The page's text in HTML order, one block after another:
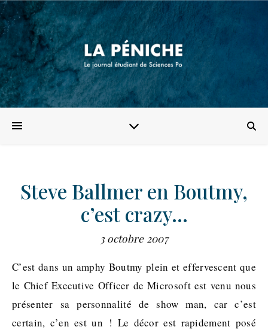
Steve Ballmer en Boutmy,
c’est crazy…
3 octobre 2007
C’est dans un amphy Boutmy plein et effervescent que
le Chief Executive Officer de Microsoft est venu nous
présenter sa personnalité de show man, car c’est
certain, c’en est un ! Le décor est rapidement posé